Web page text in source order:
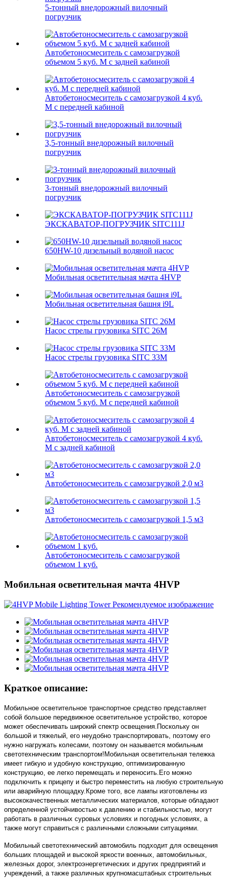
5-тонный внедорожный вилочный
погрузчик
Автобетоносмеситель с самозагрузкой
объемом 5 куб. М с задней кабиной
Автобетоносмеситель с самозагрузкой 4 куб.
М с передней кабиной
3,5-тонный внедорожный вилочный
погрузчик
3-тонный внедорожный вилочный
погрузчик
ЭКСКАВАТОР-ПОГРУЗЧИК SITC111J
650HW-10 дизельный водяной насос
Мобильная осветительная мачта 4HVP
Мобильная осветительная башня i9L
Насос стрелы грузовика SITC 26M
Насос стрелы грузовика SITC 33M
Автобетоносмеситель с самозагрузкой
объемом 5 куб. М с передней кабиной
Автобетоносмеситель с самозагрузкой 4 куб.
М с задней кабиной
Автобетоносмеситель с самозагрузкой 2,0 м3
Автобетоносмеситель с самозагрузкой 1,5 м3
Автобетоносмеситель с самозагрузкой
объемом 1 куб.
Мобильная осветительная мачта 4HVP
Краткое описание:
Мобильное осветительное транспортное средство представляет
собой большое передвижное осветительное устройство, которое
может обеспечивать широкий спектр освещения.Поскольку он
большой и тяжелый, его неудобно транспортировать, поэтому его
нужно нагружать колесами, поэтому он называется мобильным
светотехническим транспортом!Мобильная осветительная тележка
имеет гибкую и удобную конструкцию, оптимизированную
конструкцию, ее легко перемещать и переносить.Его можно
подключить к прицепу и быстро переместить на любую строительную
или аварийную площадку.Кроме того, все лампы изготовлены из
высококачественных металлических материалов, которые обладают
определенной устойчивостью к давлению и стабильностью, могут
работать в различных суровых условиях и погодных условиях, а
также могут справиться с различными сложными ситуациями.
Мобильный светотехнический автомобиль подходит для освещения
больших площадей и высокой яркости военных, автомобильных,
железных дорог, электроэнергетических и других предприятий и
учреждений, а также различных крупномасштабных строительных